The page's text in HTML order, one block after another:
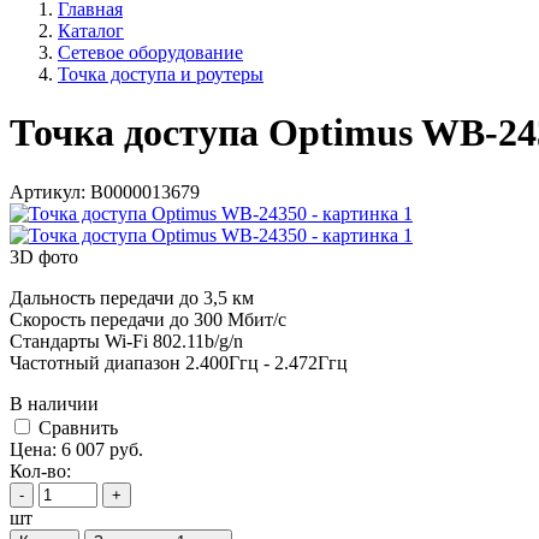
Главная
Каталог
Сетевое оборудование
Точка доступа и роутеры
Точка доступа Optimus WB-
Артикул: В0000013679
3D фото
Дальность передачи до 3,5 км
Скорость передачи до 300 Мбит/с
Стандарты Wi-Fi 802.11b/g/n
Частотный диапазон 2.400Ггц - 2.472Ггц
В наличии
Cравнить
Цена: 6 007 руб.
Кол-во:
- +
шт